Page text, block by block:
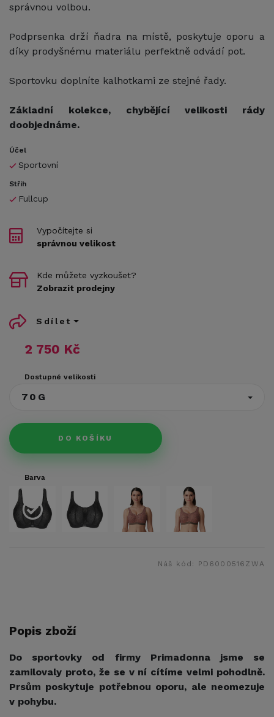
správnou volbou.
Podprsenka drží ňadra na místě, poskytuje oporu a
díky prodyšnému materiálu perfektně odvádí pot.
Sportovku doplníte kalhotkami ze stejné řady.
Základní kolekce, chybějící velikosti rády
doobjednáme.
Účel
Sportovní
Střih
Fullcup
2 750 Kč
Dostupné velikosti
70G
DO KOŠÍKU
Vypočítejte si
správnou velikost
Kde můžete vyzkoušet?
Zobrazit prodejny
Sdílet
Barva
Náš kód: PD6000516ZWA
Popis zboží
Do sportovky od firmy Primadonna jsme se
zamilovaly proto, že se v ní cítíme velmi pohodlně.
Prsům poskytuje potřebnou oporu, ale neomezuje
v pohybu.